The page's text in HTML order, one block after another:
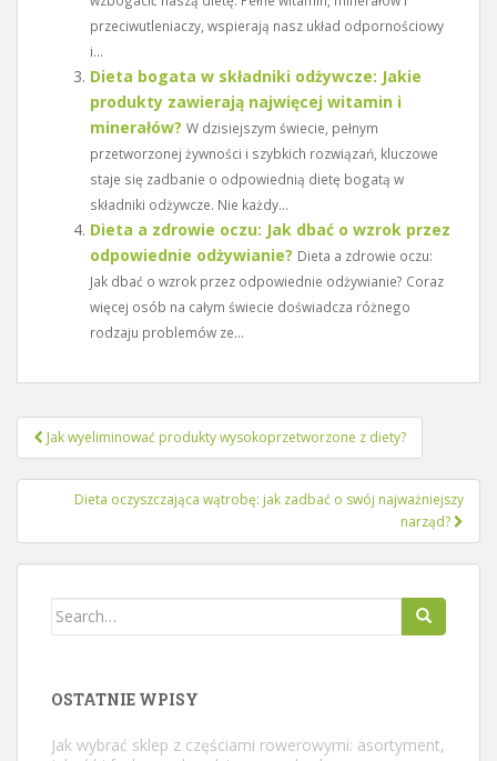
przeciwutleniaczy, wspierają nasz układ odpornościowy
i...
Dieta bogata w składniki odżywcze: Jakie
produkty zawierają najwięcej witamin i
minerałów? W dzisiejszym świecie, pełnym
przetworzonej żywności i szybkich rozwiązań, kluczowe
staje się zadbanie o odpowiednią dietę bogatą w
składniki odżywcze. Nie każdy...
Dieta a zdrowie oczu: Jak dbać o wzrok przez
odpowiednie odżywianie? Dieta a zdrowie oczu:
Jak dbać o wzrok przez odpowiednie odżywianie? Coraz
więcej osób na całym świecie doświadcza różnego
rodzaju problemów ze...
Nawigacja
wpisu
Jak wyeliminować produkty wysokoprzetworzone z diety?
Dieta oczyszczająca wątrobę: jak zadbać o swój najważniejszy
narząd?
Search
OSTATNIE WPISY
Jak wybrać sklep z częściami rowerowymi: asortyment,